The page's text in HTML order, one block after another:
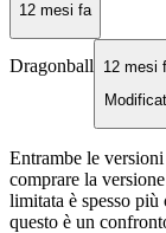
12 mesi fa
Dragonball
12 mesi
Entrambe le
comprare la
limitata è spesso
questo è un